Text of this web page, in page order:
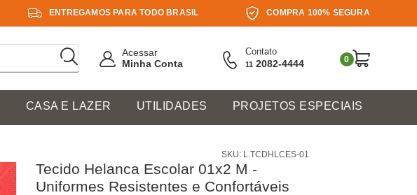
ENTREGAMOS PARA TODO BRASIL COMPRA 100% SEGURA
Acessar
Minha Conta
Contato
11 2082-4444 0
CASA E LAZER UTILIDADES PROJETOS ESPECIAIS
SKU: L.TCDHLCES-01
Tecido Helanca Escolar 01x2 M -
Uniformes Resistentes e Confortáveis